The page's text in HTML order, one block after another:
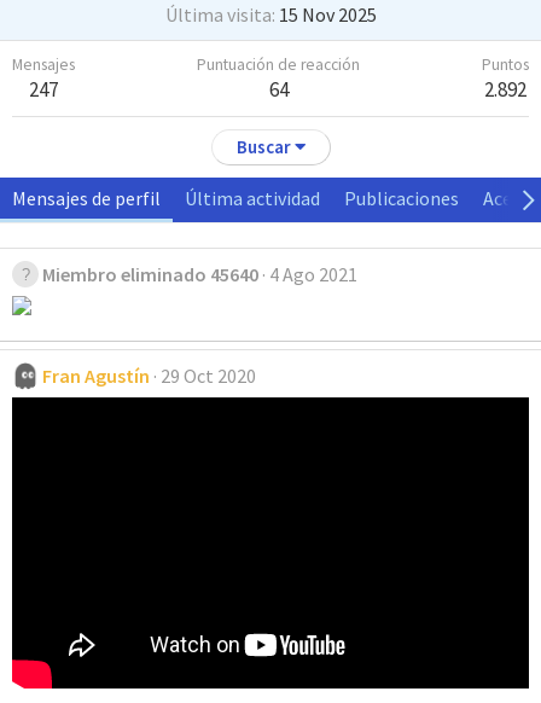
Última visita 15 Nov 2025
Mensajes
247
Puntuación de reacción
64
Puntos
2.892
Buscar
Mensajes de perfil Última actividad Publicaciones Acerca
Miembro eliminado 45640 4 Ago 2021
Fran Agustín 29 Oct 2020